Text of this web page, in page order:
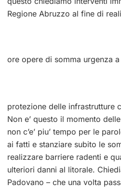
Regione Abruzzo al fine di
ore opere di somma urgenza a
protezione delle infrastrutture
Non e’ questo il momento
non c’e’ piu’ tempo per le
ai fatti e stanziare subito le
realizzare barriere radenti e
ulteriori danni al litorale.
Padovano – che una volta